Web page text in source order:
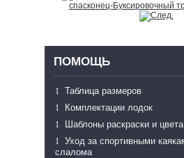
спасконец-Буксировочный
ПОМОЩЬ
Таблица размеров
Комплектации лодок
Шаблоны раскраски и
Уход за спортивными
слалома